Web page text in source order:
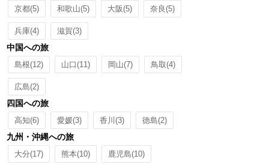
京都(5) 和歌山(5) 大阪(5) 奈良(5)
兵庫(4) 滋賀(3)
中国への旅
島根(12) 山口(11) 岡山(7) 鳥取(4)
広島(2)
四国への旅
高知(6) 愛媛(3) 香川 (3) 徳島(2)
九州・沖縄への旅
大分(17) 熊本(10) 鹿児島(10)